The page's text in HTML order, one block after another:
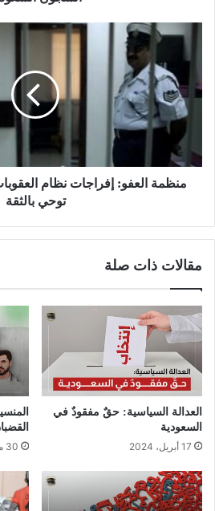
منظمة العفو: إفراجات نظام
توحي بالثقة
مقالات ذات صلة
العدالة السياسية: حقٌ مفقودٌ في
السعودية
17 أبريل، 2024
30 مارس، 2024